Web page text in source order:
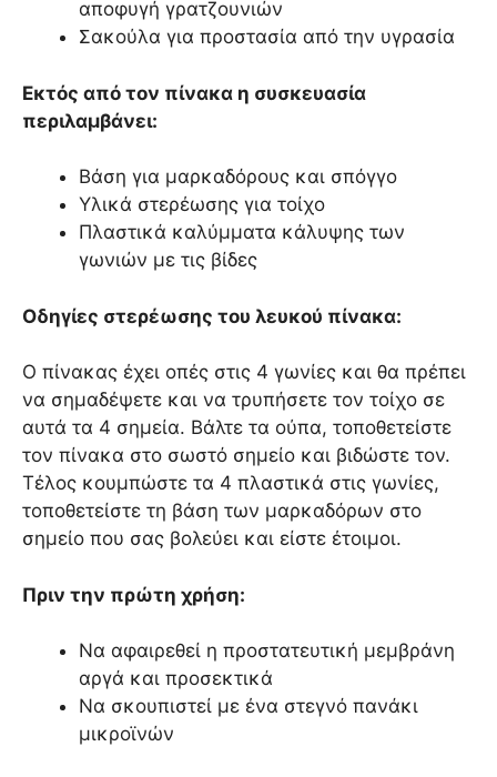
αποφυγή γρατζουνιών
Σακούλα για προστασία από την υγρασία
Εκτός από τον πίνακα η συσκευασία
περιλαμβάνει:
Βάση για μαρκαδόρους και σπόγγο
Υλικά στερέωσης για τοίχο
Πλαστικά καλύμματα κάλυψης των
γωνιών με τις βίδες
Οδηγίες στερέωσης του λευκού πίνακα:
Ο πίνακας έχει οπές στις 4 γωνίες και θα πρέπει
να σημαδέψετε και να τρυπήσετε τον τοίχο σε
αυτά τα 4 σημεία. Βάλτε τα ούπα, τοποθετείστε
τον πίνακα στο σωστό σημείο και βιδώστε τον.
Τέλος κουμπώστε τα 4 πλαστικά στις γωνίες,
τοποθετείστε τη βάση των μαρκαδόρων στο
σημείο που σας βολεύει και είστε έτοιμοι.
Πριν την πρώτη χρήση:
Να αφαιρεθεί η προστατευτική μεμβράνη
αργά και προσεκτικά
Να σκουπιστεί με ένα στεγνό πανάκι
μικροϊνών